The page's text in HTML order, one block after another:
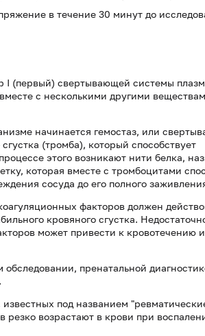
в течение 30 минут до
I (первый) свертывающей системы
с несколькими другими
начинается гемостаз, или
(тромба), который способствует
этого возникают нити белка,
которая вместе с тромбоцитами
сосуда до его полного
факторов должен
кровяного сгустка.
может привести к кровотечению
пренатальной
под названием
возрастают в крови при